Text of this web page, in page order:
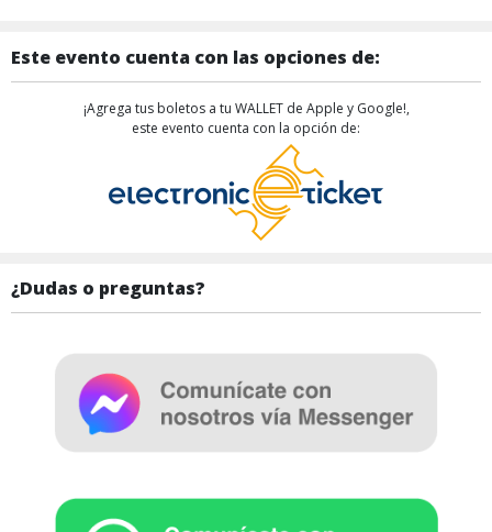
Este evento cuenta con las opciones de:
¡Agrega tus boletos a tu WALLET de Apple y Google!,
este evento cuenta con la opción de:
¿Dudas o preguntas?